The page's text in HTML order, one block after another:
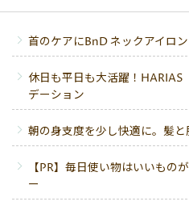
首のケアにBnD ネックアイロ
休日も平日も大活躍！HARIAS
デーション
朝の身支度を少し快適に。髪
【PR】毎日使い物はいいもの
ー